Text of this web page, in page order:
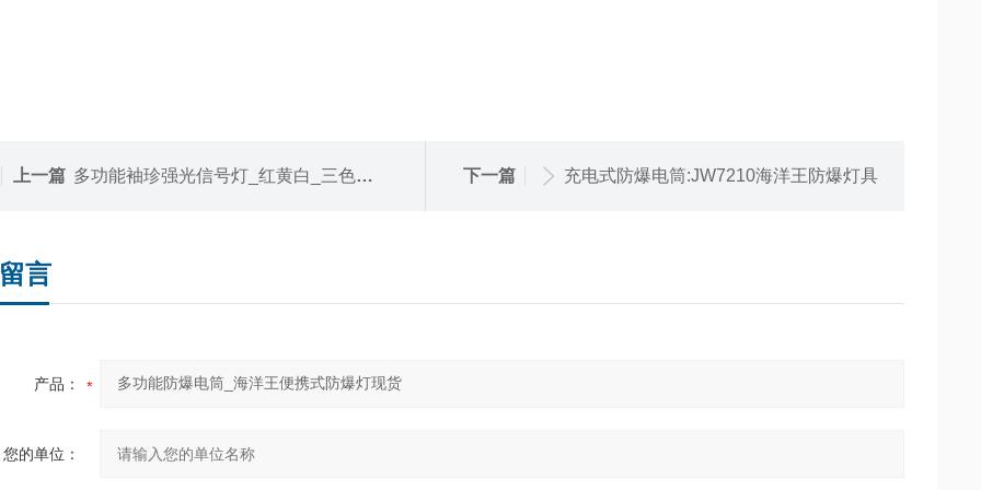
上一篇 多功能袖珍强光信号灯_红黄白_三色电筒 下一篇 充电式防爆电筒:JW7210海洋王防爆灯具
言
产品：
您的单位：